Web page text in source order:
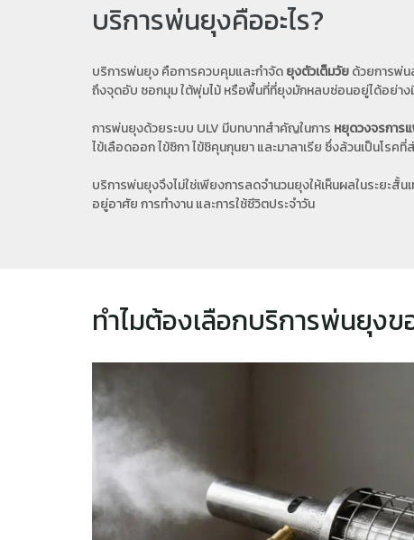
บริการพ่นยุงคืออะไร?
บริการพ่นยุง คือการควบคุมและกำจัดยุงตัวเต็มวัยด้วยการพ่น
ถึงจุดอับ ซอกมุม ใต้พุ่มไม้ หรือพื้นที่ที่ยุงมักหลบซ่อนอยู่ได้อย่า
การพ่นยุงด้วยระบบ ULV มีบทบาทสำคัญในการ หยุดวงจรการ
ไข้เลือดออก ไข้ซิกา ไข้ชิคุนกุนยา และมาลาเรีย ซึ่งล้วนเป็นโ
บริการพ่นยุงจึงไม่ใช่เพียงการลดจำนวนยุงให้เห็นผลในระยะ
อยู่อาศัย การทำงาน และการใช้ชีวิตประจำวัน
ทำไมต้องเลือกบริการพ่นยุงข